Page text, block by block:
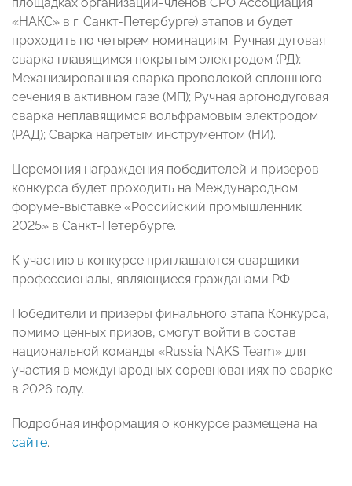
«НАКС» в г. Санкт-Петербурге) этапов и будет
проходить по четырем номинациям: Ручная дуговая
сварка плавящимся покрытым электродом (РД);
Механизированная сварка проволокой сплошного
сечения в активном газе (МП); Ручная аргонодуговая
сварка неплавящимся вольфрамовым электродом
(РАД); Сварка нагретым инструментом (НИ).
Церемония награждения победителей и призеров
конкурса будет проходить на Международном
форуме-выставке «Российский промышленник
2025» в Санкт-Петербурге.
К участию в конкурсе приглашаются сварщики-
профессионалы, являющиеся гражданами РФ.
Победители и призеры финального этапа Конкурса,
помимо ценных призов, смогут войти в состав
национальной команды «Russia NAKS Team» для
участия в международных соревнованиях по сварке
в 2026 году.
Подробная информация о конкурсе размещена на
сайте.